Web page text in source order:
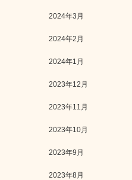
2024年3月
2024年2月
2024年1月
2023年12月
2023年11月
2023年10月
2023年9月
2023年8月